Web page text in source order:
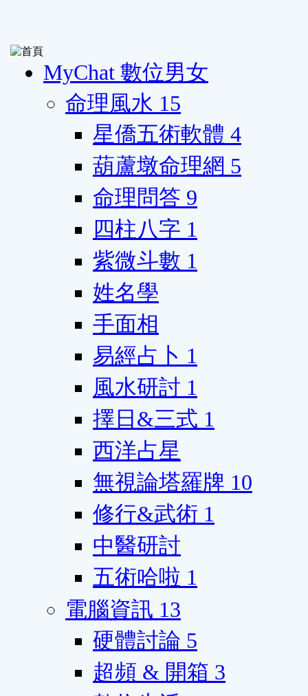
MyChat 數位男女
命理風水 15
星僑五術軟體 4
葫蘆墩命理網 5
命理問答 9
四柱八字 1
紫微斗數 1
姓名學
手面相
易經占卜 1
風水研討 1
擇日&三式 1
西洋占星
無視論塔羅牌 10
修行&武術 1
中醫研討
五術哈啦 1
電腦資訊 13
硬體討論 5
超頻 & 開箱 3